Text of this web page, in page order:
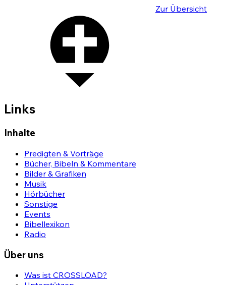
Zur Übersicht
Links
Inhalte
Predigten & Vorträge
Bücher, Bibeln & Kommentare
Bilder & Grafiken
Musik
Hörbücher
Sonstige
Events
Bibellexikon
Radio
Über uns
Was ist CROSSLOAD?